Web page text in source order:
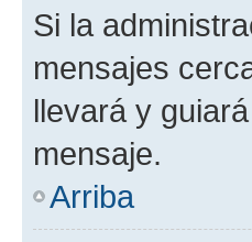
Si la
mensajes
llevará y
mensaje.
Arriba